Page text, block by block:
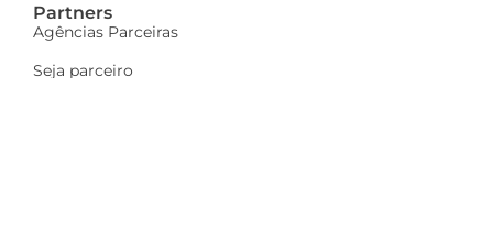
Partners
Agências Parceiras
Seja parceiro